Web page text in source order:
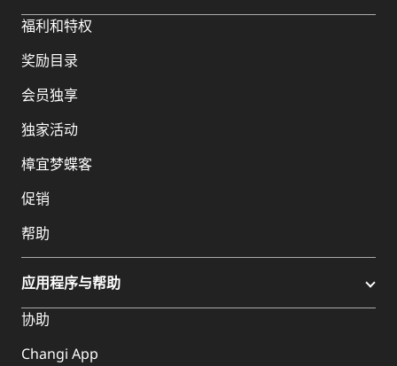
福利和特权
奖励目录
会员独享
独家活动
樟宜梦蝶客
促销
帮助
应用程序与帮助
协助
Changi App